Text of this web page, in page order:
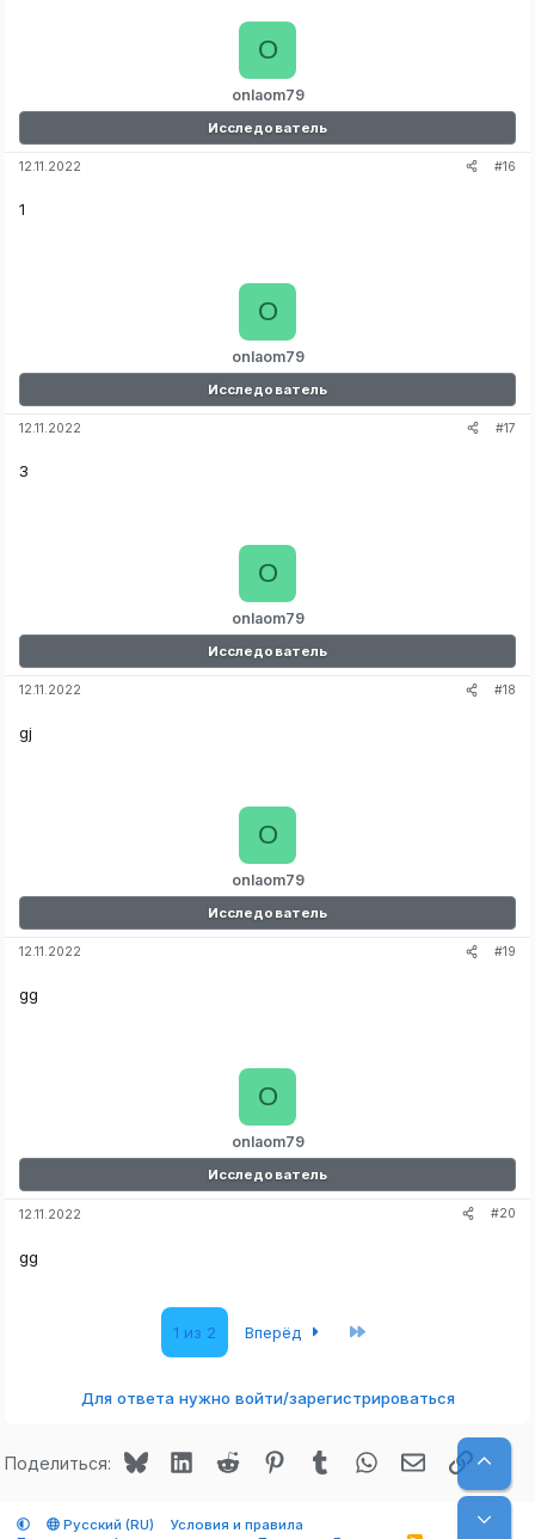
onlaom79
O
Исследователь
12.11.2022 #16
1
onlaom79
O
Исследователь
12.11.2022 #17
3
onlaom79
O
Исследователь
12.11.2022 #18
gj
onlaom79
O
Исследователь
12.11.2022 #19
gg
onlaom79
O
Исследователь
12.11.2022 #20
gg
1 из 2 Вперёд
Для ответа нужно войти/зарегистрироваться
Поделиться: BlueskyLinkedInReddit PinterestTumblr WhatsApp Ссылка
Русский (RU)
Условия и правила